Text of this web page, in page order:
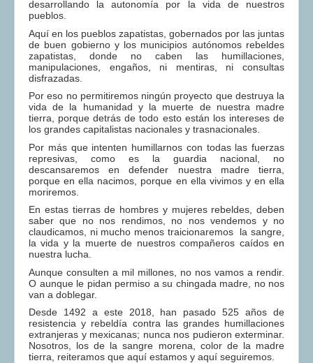
desarrollando la autonomía por la vida de nuestros
pueblos.
Aquí en los pueblos zapatistas, gobernados por las juntas
de buen gobierno y los municipios autónomos rebeldes
zapatistas, donde no caben las humillaciones,
manipulaciones, engaños, ni mentiras, ni consultas
disfrazadas.
Por eso no permitiremos ningún proyecto que destruya la
vida de la humanidad y la muerte de nuestra madre
tierra, porque detrás de todo esto están los intereses de
los grandes capitalistas nacionales y trasnacionales.
Por más que intenten humillarnos con todas las fuerzas
represivas, como es la guardia nacional, no
descansaremos en defender nuestra madre tierra,
porque en ella nacimos, porque en ella vivimos y en ella
moriremos.
En estas tierras de hombres y mujeres rebeldes, deben
saber que no nos rendimos, no nos vendemos y no
claudicamos, ni mucho menos traicionaremos la sangre,
la vida y la muerte de nuestros compañeros caídos en
nuestra lucha.
Aunque consulten a mil millones, no nos vamos a rendir.
O aunque le pidan permiso a su chingada madre, no nos
van a doblegar.
Desde 1492 a este 2018, han pasado 525 años de
resistencia y rebeldía contra las grandes humillaciones
extranjeras y mexicanas; nunca nos pudieron exterminar.
Nosotros, los de la sangre morena, color de la madre
tierra, reiteramos que aquí estamos y aquí seguiremos.